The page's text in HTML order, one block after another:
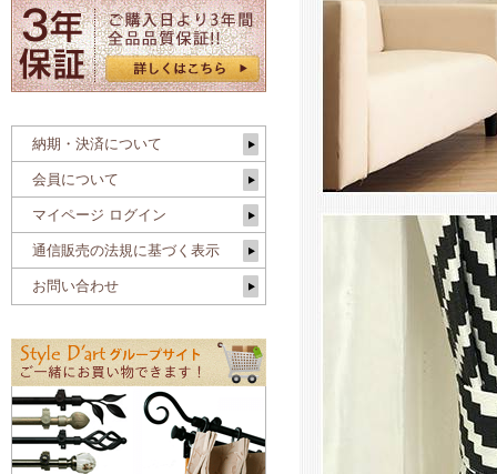
納期・決済について
会員について
マイページ ログイン
通信販売の法規に基づく表示
お問い合わせ